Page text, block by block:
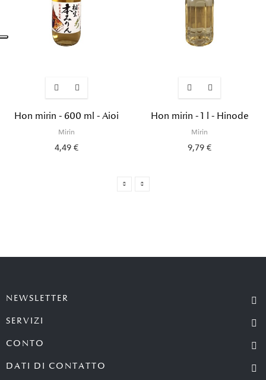
Hon mirin - 600 ml - Aioi
Mirin
4,49 €
Hon mirin - 1 l - Hinode
Mirin
9,79 €
NEWSLETTER
SERVIZI
CONTO
DATI DI CONTATTO